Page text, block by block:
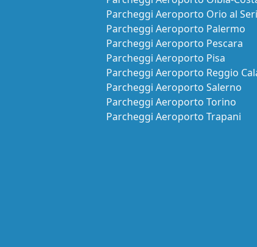
Parcheggi Aeroporto Orio al
Parcheggi Aeroporto Palermo
Parcheggi Aeroporto Pescara
Parcheggi Aeroporto Pisa
Parcheggi Aeroporto Reggio
Parcheggi Aeroporto Salerno
Parcheggi Aeroporto Torino
Parcheggi Aeroporto Trapani